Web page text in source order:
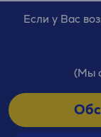
Если у Вас
(Мы